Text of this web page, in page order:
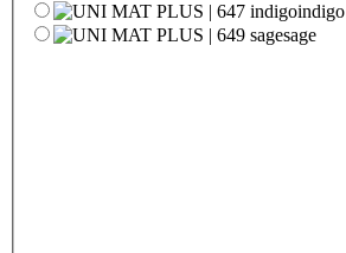
indigo
sage